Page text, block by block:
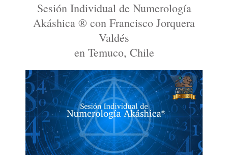
Sesión Individual de Numerología
Akáshica ® con Francisco Jorquera
Valdés
en Temuco, Chile